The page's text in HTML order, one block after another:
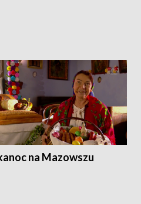
na Mazowszu